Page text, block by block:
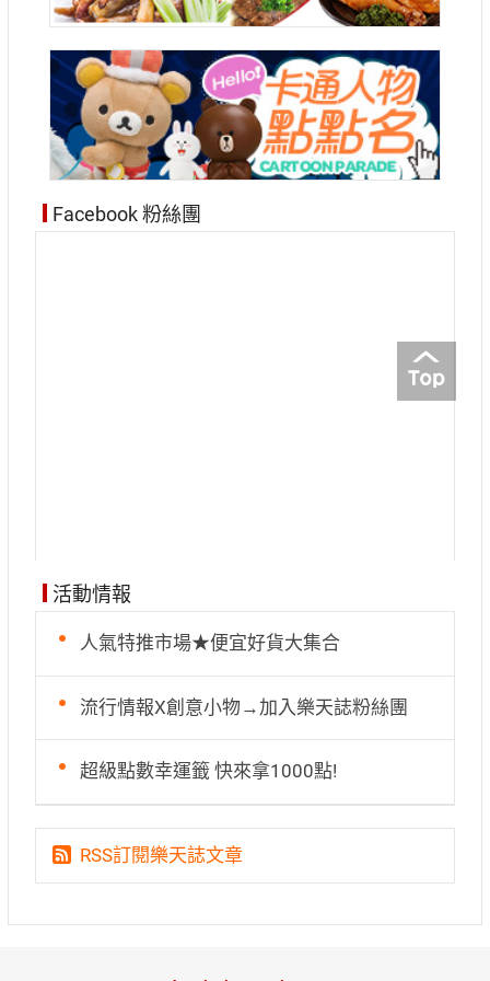
Facebook 粉絲團
活動情報
人氣特推市場★便宜好貨大集合
流行情報X創意小物→加入樂天誌粉絲團
超級點數幸運籤 快來拿1000點!
RSS訂閱樂天誌文章